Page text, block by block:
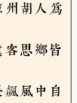
胡人為
思鄉皆
風中自